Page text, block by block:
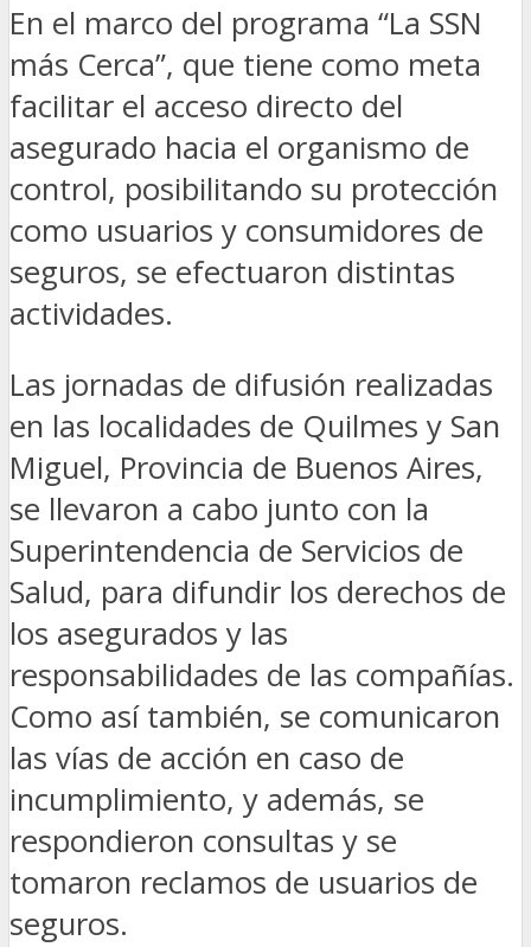
En el marco del programa “La SSN
más Cerca”, que tiene como meta
facilitar el acceso directo del
asegurado hacia el organismo de
control, posibilitando su protección
como usuarios y consumidores de
seguros, se efectuaron distintas
actividades.
Las jornadas de difusión realizadas
en las localidades de Quilmes y San
Miguel, Provincia de Buenos Aires,
se llevaron a cabo junto con la
Superintendencia de Servicios de
Salud, para difundir los derechos de
los asegurados y las
responsabilidades de las compañías.
Como así también, se comunicaron
las vías de acción en caso de
incumplimiento, y además, se
respondieron consultas y se
tomaron reclamos de usuarios de
seguros.